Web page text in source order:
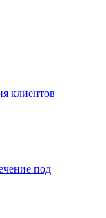
клиентов
под